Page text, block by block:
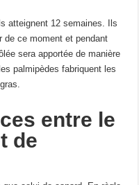
atteignent 12 semaines. Ils
de ce moment et pendant
sera apportée de manière
palmipèdes fabriquent les
entre le
de